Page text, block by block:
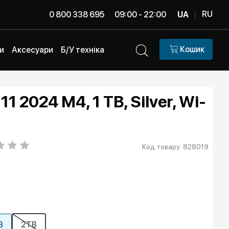
0 800 338 695 09:00 - 22:00 UA | RU
Аксесуари Б/У техніка Кошик
2024 M4, 1 TB, Silver, Wi-
Код товару: 828019
2TB